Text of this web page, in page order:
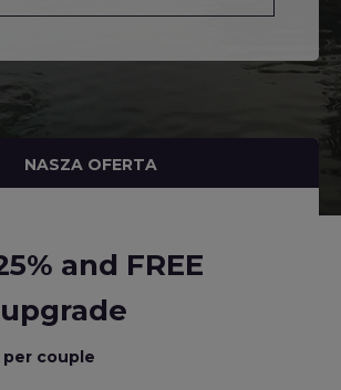
NASZA OFERTA
and FREE
per couple